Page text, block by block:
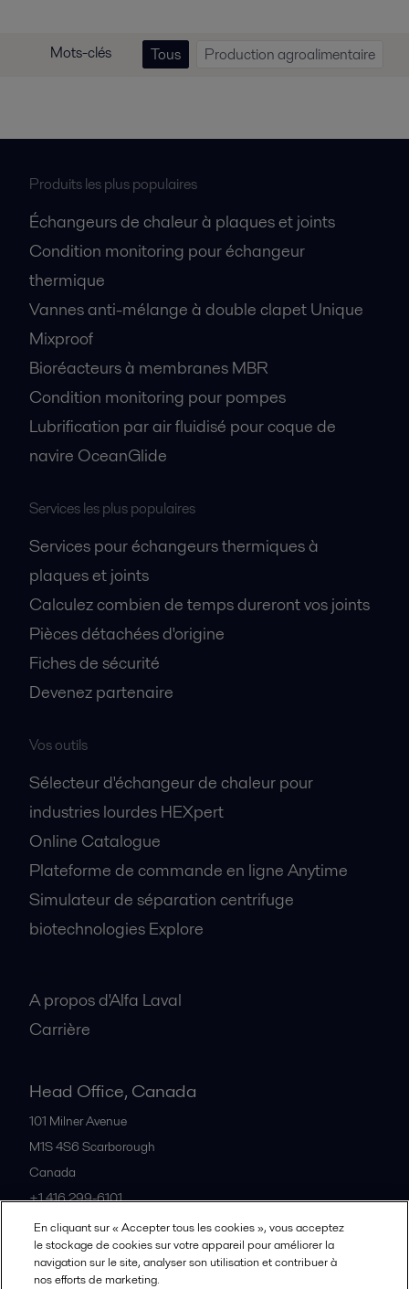
Mots-clés Tous Production agroalimentaire
Produits les plus populaires
Échangeurs de chaleur à plaques et joints
Condition monitoring pour échangeur
thermique
Vannes anti-mélange à double clapet Unique
Mixproof
Bioréacteurs à membranes MBR
Condition monitoring pour pompes
Lubrification par air fluidisé pour coque de
navire OceanGlide
Services les plus populaires
Services pour échangeurs thermiques à
plaques et joints
Calculez combien de temps dureront vos joints
Pièces détachées d'origine
Fiches de sécurité
Devenez partenaire
Vos outils
Sélecteur d'échangeur de chaleur pour
industries lourdes HEXpert
Online Catalogue
Plateforme de commande en ligne Anytime
Simulateur de séparation centrifuge
biotechnologies Explore
A propos d'Alfa Laval
Carrière
Head Office, Canada
101 Milner Avenue
M1S 4S6 Scarborough
Canada
+1 416 299-6101
Tous les bureaux et partenaires
En cliquant sur « Accepter tous les cookies », vous acceptez
le stockage de cookies sur votre appareil pour améliorer la
navigation sur le site, analyser son utilisation et contribuer à
nos efforts de marketing.